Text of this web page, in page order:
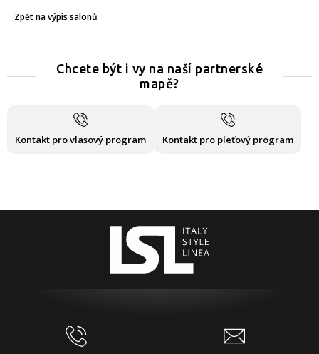
Zpět na výpis salonů
Chcete být i vy na naší partnerské
mapě?
Kontakt pro vlasový program Kontakt pro pleťový program